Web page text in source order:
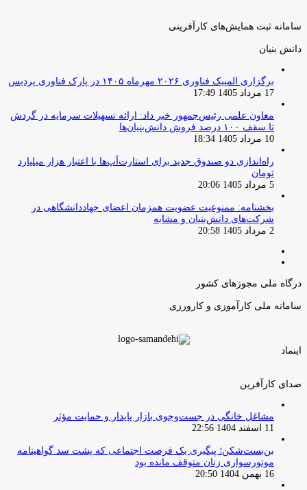
سامانه ثبت همایش‌های کارآفرینی
دانش‌ بنیان‌
برگزاری المپیک فناوری ۲۰۲۶ مهرماه ۱۴۰۵ در پارک فناوری پردیس
17 مرداد 1405 17:49
معاون علمی رئیس‌جمهور خبر داد: ارائه تسهیلات سرمایه در گردش
تا سقف ۱۰۰ درصد فروش دانش‌بنیان‌ها
10 مرداد 1405 18:34
راه‌اندازی دو صندوق جدید برای استارت‌آپ‌ها با اعتبار هزار میلیارد
تومان
5 مرداد 1405 20:06
بخشنامه: ممنوعیت عضویت همزمان اعضای جهاددانشگاهی در
شرکت‌های دانش‌بنیان و مشابه
2 مرداد 1405 20:58
درگاه ملی مجوزهای کشور
سامانه ملی کارآموزی و کارورزی
اینماد
صدای کارآفرین
مشاغل خانگی در جست‌وجوی بازار پایدار و حمایت مؤثر
11 اسفند 1404 22:56
بن‌بست‌شکن؛ پیگیری یک فرصت اجتماعی که پشت سد گواهینامه
موتورسواری زنان متوقف مانده بود
16 بهمن 1404 20:50